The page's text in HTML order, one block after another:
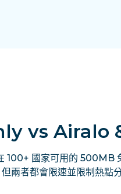
vs Airalo
100+ 國家可用的
但兩者都會限速並限制熱點